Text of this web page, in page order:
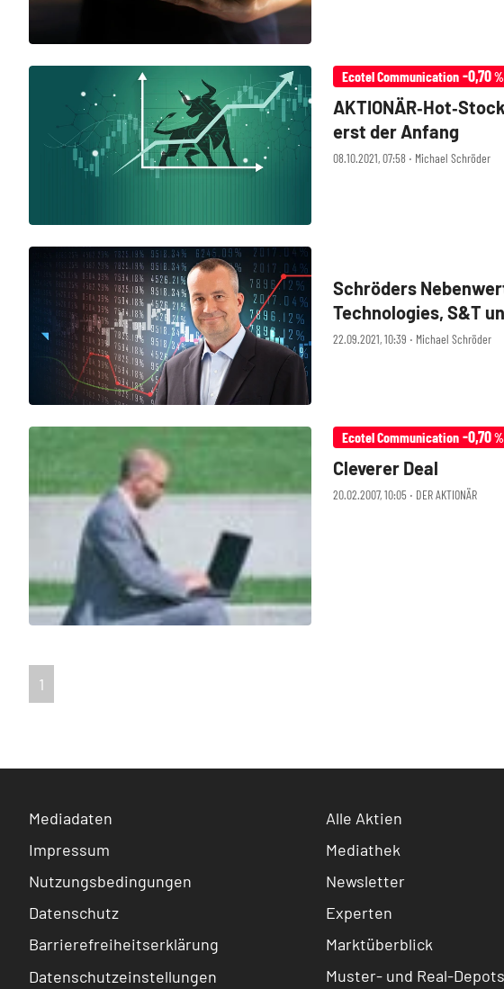
Ecotel Communication -0,70%
08.10.2021, 07:58 ‧ Michael Schröder
erst der Anfang
22.09.2021, 10:39 ‧ Michael Schröder
Schröders
Technologies, S&T
an!
Ecotel Communication -0,70%
20.02.2007, 10:05 ‧ DER AKTIONÄR
Cleverer Deal
1
Mediadaten
Impressum
Nutzungsbedingungen
Datenschutz
Barrierefreiheitserklärung
Datenschutzeinstellungen
Alle Aktien
Mediathek
Newsletter
Experten
Marktüberblick
Muster- und Real-Depots